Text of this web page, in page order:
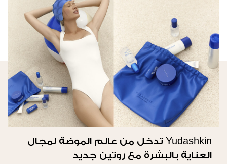
Yudashkin تدخل من عالم الموضة لمجال
العناية بالبشرة مع روتين جديد